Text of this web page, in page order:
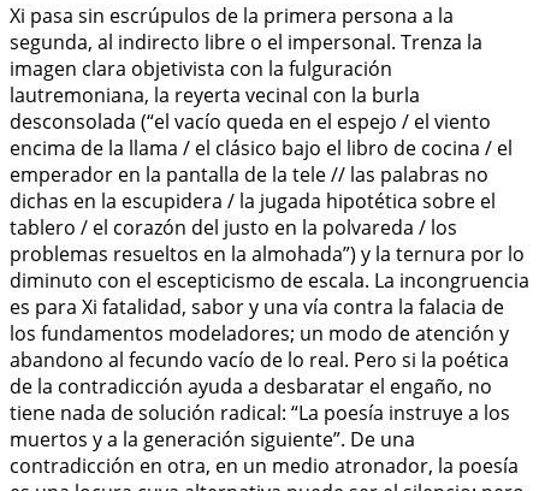
Xi pasa sin escrúpulos de la primera persona a la
segunda, al indirecto libre o el impersonal. Trenza la
imagen clara objetivista con la fulguración
lautremoniana, la reyerta vecinal con la burla
desconsolada (“el vacío queda en el espejo / el viento
encima de la llama / el clásico bajo el libro de cocina / el
emperador en la pantalla de la tele // las palabras no
dichas en la escupidera / la jugada hipotética sobre el
tablero / el corazón del justo en la polvareda / los
problemas resueltos en la almohada”) y la ternura por lo
diminuto con el escepticismo de escala. La incongruencia
es para Xi fatalidad, sabor y una vía contra la falacia de
los fundamentos modeladores; un modo de atención y
abandono al fecundo vacío de lo real. Pero si la poética
de la contradicción ayuda a desbaratar el engaño, no
tiene nada de solución radical: “La poesía instruye a los
muertos y a la generación siguiente”. De una
contradicción en otra, en un medio atronador, la poesía